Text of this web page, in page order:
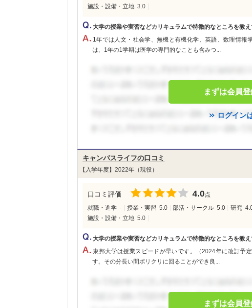
施設・設備・立地 3.0
大学の授業や実習などカリキュラムで特徴的なところを教え
1年では人文・社会学、無機と有機化学、英語、数理情報
は、1年の1学期は医学の専門的なことも含みつ...
まずは会員登
ログイン
キャンパスライフの口コミ
【入学年度】2022年（現役）
口コミ評価 4.0点
就職・進学 - 授業・実習 5.0 部活・サークル 5.0 研究
施設・設備・立地 5.0
大学の授業や実習などカリキュラムで特徴的なところを教え
東邦大学は授業スピードが早いです。（2024年に改訂予
す。その分長い間ポリクリに回ることができ良...
まずは会員登